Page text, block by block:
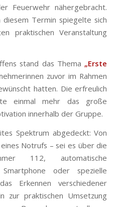
Feuerwehr nähergebracht.
Termin spiegelte sich
praktischen Veranstaltung
stand das Thema „Erste
zuvor im Rahmen
hatten. Die erfreulich
einmal mehr das große
innerhalb der Gruppe.
Spektrum abgedeckt: Von
Notrufs – sei es über die
112, automatische
oder spezielle
Erkennen verschiedener
zur praktischen Umsetzung